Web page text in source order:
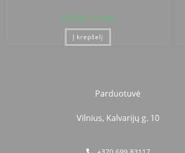
6,00 € su PVM
Į krepšelį
Parduotuvė
Vilnius, Kalvarijų g. 10